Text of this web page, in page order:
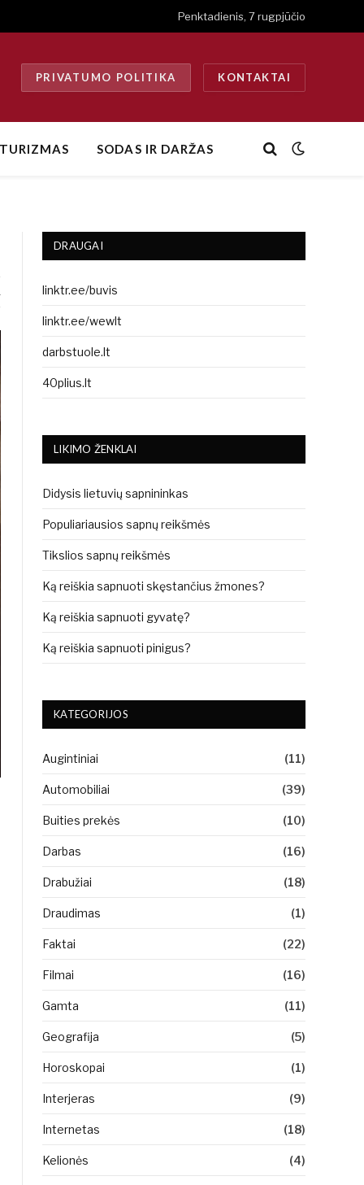
Penktadienis, 7 rugpjūčio
PRIVATUMO POLITIKA KONTAKTAI
SODAS IR DARŽAS
DRAUGAI
linktr.ee/buvis
linktr.ee/wewlt
darbstuole.lt
40plius.lt
LIKIMO ŽENKLAI
Didysis lietuvių sapnininkas
Populiariausios sapnų reikšmės
Tikslios sapnų reikšmės
Ką reiškia sapnuoti skęstančius žmones?
Ką reiškia sapnuoti gyvatę?
Ką reiškia sapnuoti pinigus?
KATEGORIJOS
Augintiniai (11)
Automobiliai (39)
Buities prekės (10)
Darbas (16)
Drabužiai (18)
Draudimas (1)
Faktai (22)
Filmai (16)
Gamta (11)
Geografija (5)
Horoskopai (1)
Interjeras (9)
Internetas (18)
Kelionės (4)